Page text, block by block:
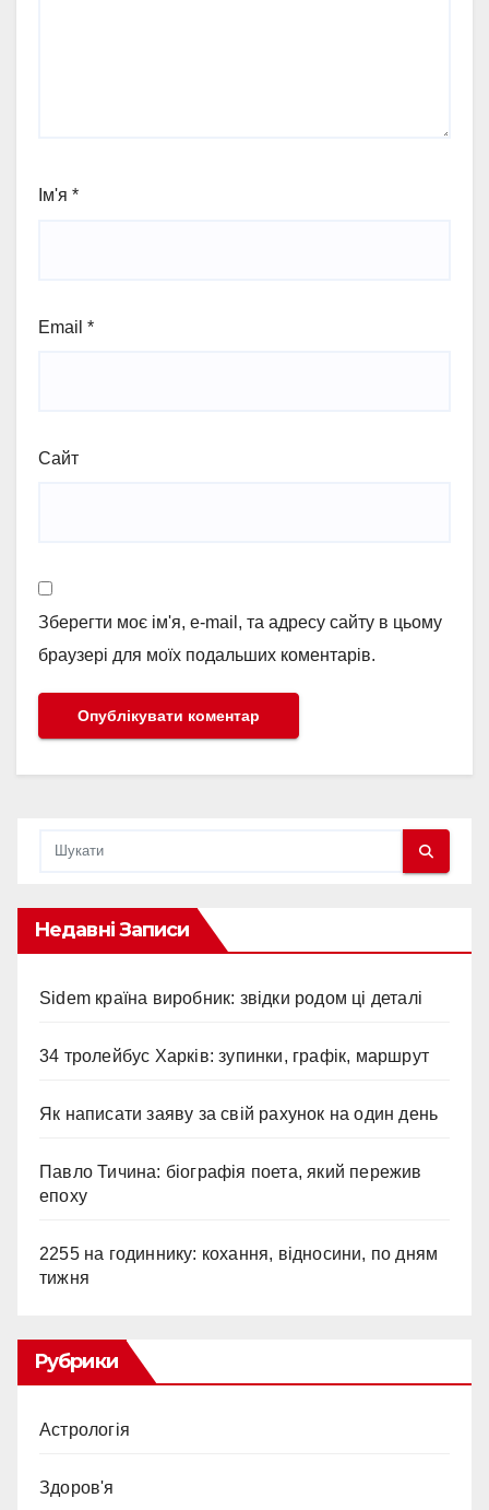
Ім'я *
Email *
Сайт
Зберегти моє ім'я, e-mail, та адресу сайту в цьому
браузері для моїх подальших коментарів.
Недавні Записи
Sidem країна виробник: звідки родом ці деталі
34 тролейбус Харків: зупинки, графік, маршрут
Як написати заяву за свій рахунок на один день
Павло Тичина: біографія поета, який пережив
епоху
2255 на годиннику: кохання, відносини, по дням
тижня
Рубрики
Астрологія
Здоров'я